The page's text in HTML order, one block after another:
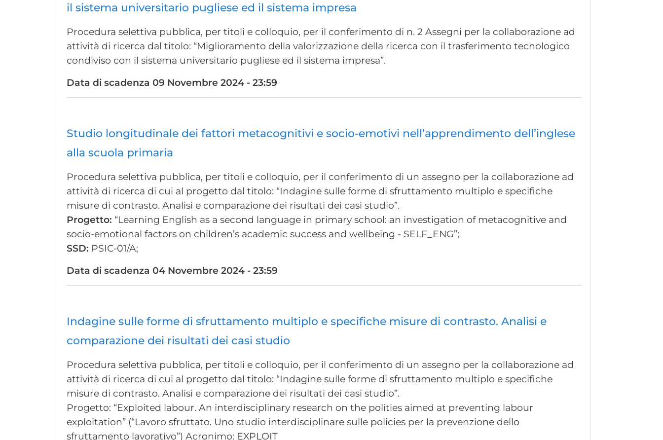
il sistema universitario pugliese ed il sistema impresa
Procedura selettiva pubblica, per titoli e colloquio, per il conferimento di n. 2 Assegni per la collaborazione ad
attività di ricerca dal titolo: “Miglioramento della valorizzazione della ricerca con il trasferimento tecnologico
condiviso con il sistema universitario pugliese ed il sistema impresa”.
Data di scadenza 09 Novembre 2024 - 23:59
Studio longitudinale dei fattori metacognitivi e socio-emotivi nell’apprendimento dell’inglese
alla scuola primaria
Procedura selettiva pubblica, per titoli e colloquio, per il conferimento di un assegno per la collaborazione ad
attività di ricerca di cui al progetto dal titolo: “Indagine sulle forme di sfruttamento multiplo e specifiche
misure di contrasto. Analisi e comparazione dei risultati dei casi studio”.
Progetto: “Learning English as a second language in primary school: an investigation of metacognitive and
socio-emotional factors on children’s academic success and wellbeing - SELF_ENG”;
SSD: PSIC-01/A;
Data di scadenza 04 Novembre 2024 - 23:59
Indagine sulle forme di sfruttamento multiplo e specifiche misure di contrasto. Analisi e
comparazione dei risultati dei casi studio
Procedura selettiva pubblica, per titoli e colloquio, per il conferimento di un assegno per la collaborazione ad
attività di ricerca di cui al progetto dal titolo: “Indagine sulle forme di sfruttamento multiplo e specifiche
misure di contrasto. Analisi e comparazione dei risultati dei casi studio”.
Progetto: “Exploited labour. An interdisciplinary research on the polities aimed at preventing labour
exploitation” (“Lavoro sfruttato. Uno studio interdisciplinare sulle policies per la prevenzione dello
sfruttamento lavorativo”) Acronimo: EXPLOIT